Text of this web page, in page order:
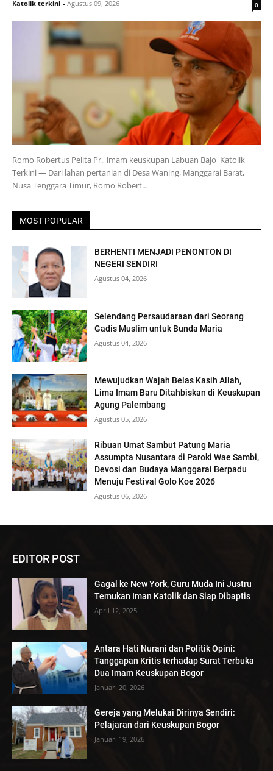
Katolik terkini - Agustus 09, 2026 0
Romo Robertus Pelita Pr., imam keuskupan Labuan Bajo Katolik
Terkini — Dari lahan pertanian di Desa Waning, Manggarai Barat,
Nusa Tenggara Timur, Romo Robert…
MOST POPULAR
BERHENTI MENJADI PENONTON DI
NEGERI SENDIRI
Agustus 04, 2026
Selendang Persaudaraan dari Seorang
Gadis Muslim untuk Bunda Maria
Agustus 04, 2026
Mewujudkan Wajah Belas Kasih Allah,
Lima Imam Baru Ditahbiskan di Keuskupan
Agung Palembang
Agustus 05, 2026
Ribuan Umat Sambut Patung Maria
Assumpta Nusantara di Paroki Wae Sambi,
Devosi dan Budaya Manggarai Berpadu
Menuju Festival Golo Koe 2026
Agustus 06, 2026
EDITOR POST
Gagal ke New York, Guru Muda Ini Justru
Temukan Iman Katolik dan Siap Dibaptis
April 12, 2025
Antara Hati Nurani dan Politik Opini:
Tanggapan Kritis terhadap Surat Terbuka
Dua Imam Keuskupan Bogor
Januari 20, 2026
Gereja yang Melukai Dirinya Sendiri:
Pelajaran dari Keuskupan Bogor
Januari 19, 2026